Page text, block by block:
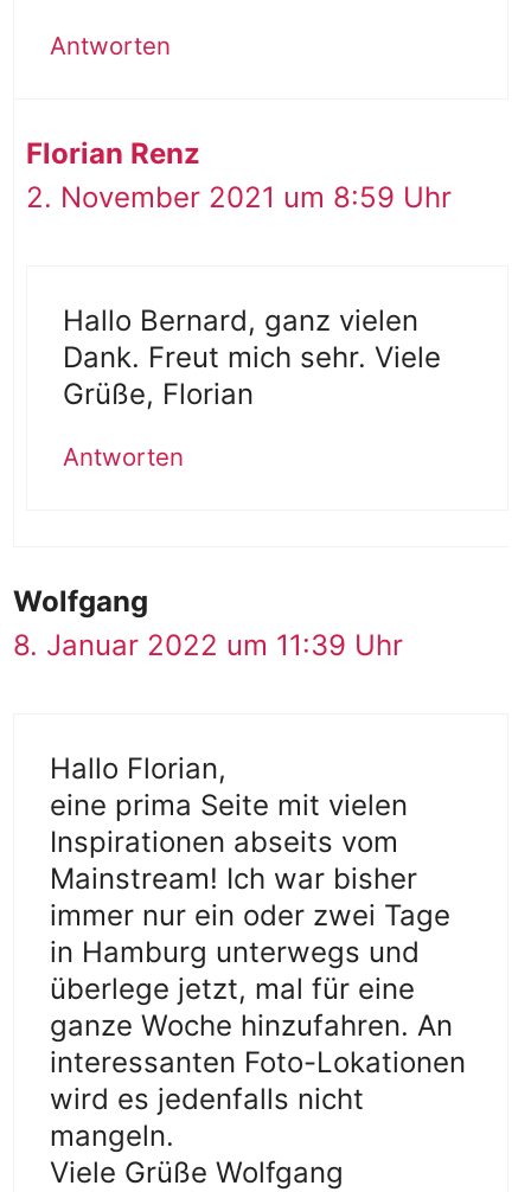
Antworten
Florian Renz
2. November 2021 um 8:59 Uhr
Hallo Bernard, ganz vielen
Dank. Freut mich sehr. Viele
Grüße, Florian
Antworten
Wolfgang
8. Januar 2022 um 11:39 Uhr
Hallo Florian,
eine prima Seite mit vielen
Inspirationen abseits vom
Mainstream! Ich war bisher
immer nur ein oder zwei Tage
in Hamburg unterwegs und
überlege jetzt, mal für eine
ganze Woche hinzufahren. An
interessanten Foto-Lokationen
wird es jedenfalls nicht
mangeln.
Viele Grüße Wolfgang